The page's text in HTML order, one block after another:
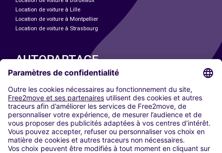
Location de voiture à Lille
Location de voiture à Montpellier
Location de voiture à Strasbourg
AUTOPARTAGE
Paris
Madrid
Washington DC
Milan
Rome
Turin
Vienne